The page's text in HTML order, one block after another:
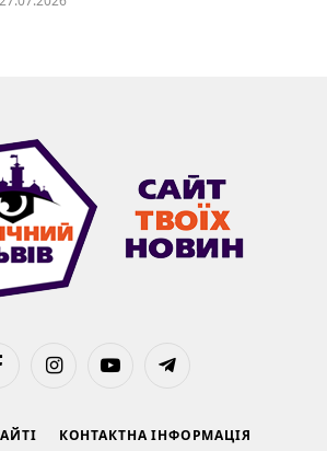
InstagramYouTube Telegram
КОНТАКТНА ІНФОРМАЦІЯ